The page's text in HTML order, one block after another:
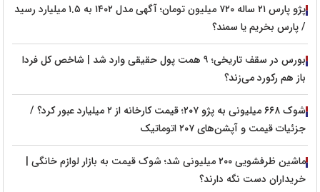
پژو پارس ۲۱ ساله ۷۲۰ میلیون تومان؛ آگهی مدل ۱۴۰۲ به ۱.۵ میلیارد رسید
/ پارس بخریم یا سمند؟
بورس در سقف تاریخی؛ ۹ همت پول حقیقی وارد شد | شاخص کل فردا
باز هم رکورد می‌زند؟
شوک ۶۶۸ میلیونی به پژو ۲۰۷؛ قیمت کارخانه از ۲ میلیارد عبور کرد؟ /
جزئیات قیمت و آپشن‌های ۲۰۷ اتوماتیک
ماشین ظرفشویی ۲۰۰ میلیونی شد؛ شوک قیمت به بازار لوازم خانگی |
خریداران دست نگه دارند؟